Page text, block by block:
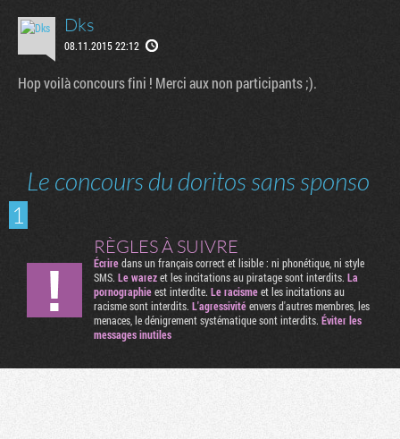
Dks
08.11.2015 22:12
Hop voilà concours fini ! Merci aux non participants ;).
Le concours du doritos sans sponso
1
RÈGLES À SUIVRE
Écriredans un français correct et lisible : ni phonétique, ni style
SMS. Le warezet les incitations au piratage sont interdits. La
pornographieest interdite. Le racismeet les incitations au
racisme sont interdits. L'agressivitéenvers d'autres membres, les
menaces, le dénigrement systématique sont interdits. Éviter les
messages inutiles